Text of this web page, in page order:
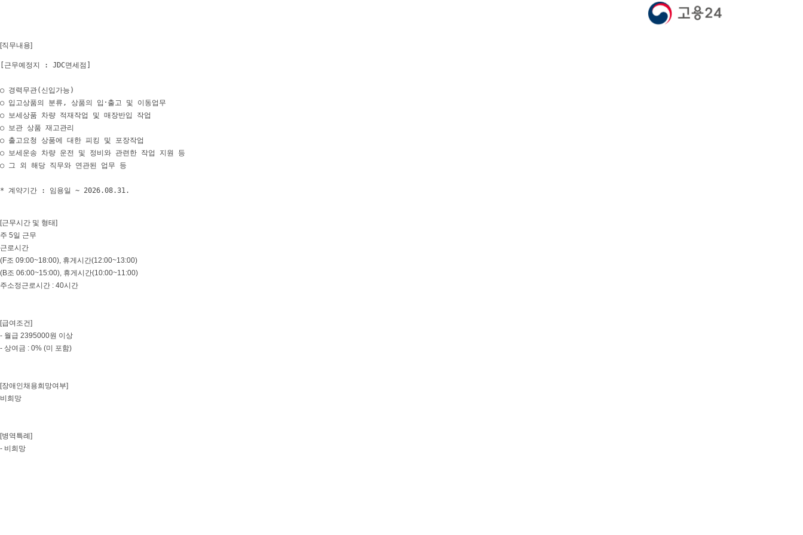
[직무내용]
[근무예정지 : JDC면세점]
○ 경력무관(신입가능)
○ 입고상품의 분류, 상품의 입･출고 및 이동업무
○ 보세상품 차량 적재작업 및 매장반입 작업
○ 보관 상품 재고관리
○ 출고요청 상품에 대한 피킹 및 포장작업
○ 보세운송 차량 운전 및 정비와 관련한 작업 지원 등
○ 그 외 해당 직무와 연관된 업무 등
* 계약기간 : 임용일 ~ 2026.08.31.
[근무시간 및 형태]
주 5일 근무
근로시간
(F조 09:00~18:00), 휴게시간(12:00~13:00)
(B조 06:00~15:00), 휴게시간(10:00~11:00)
주소정근로시간 : 40시간
[급여조건]
- 월급 2395000원 이상
- 상여금 : 0% (미 포함)
[장애인채용희망여부]
비희망
[병역특례]
- 비희망